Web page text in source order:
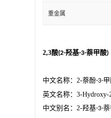
重金属
2,3酸(2-羟基-3-萘甲酸)
中文名称： 2-萘酚-3-
英文名称： 3-Hydroxy-
中文别名： 2-羟基-3-